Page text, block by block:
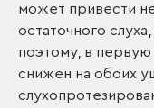
может привести
остаточного
поэтому, в
снижен на обоих